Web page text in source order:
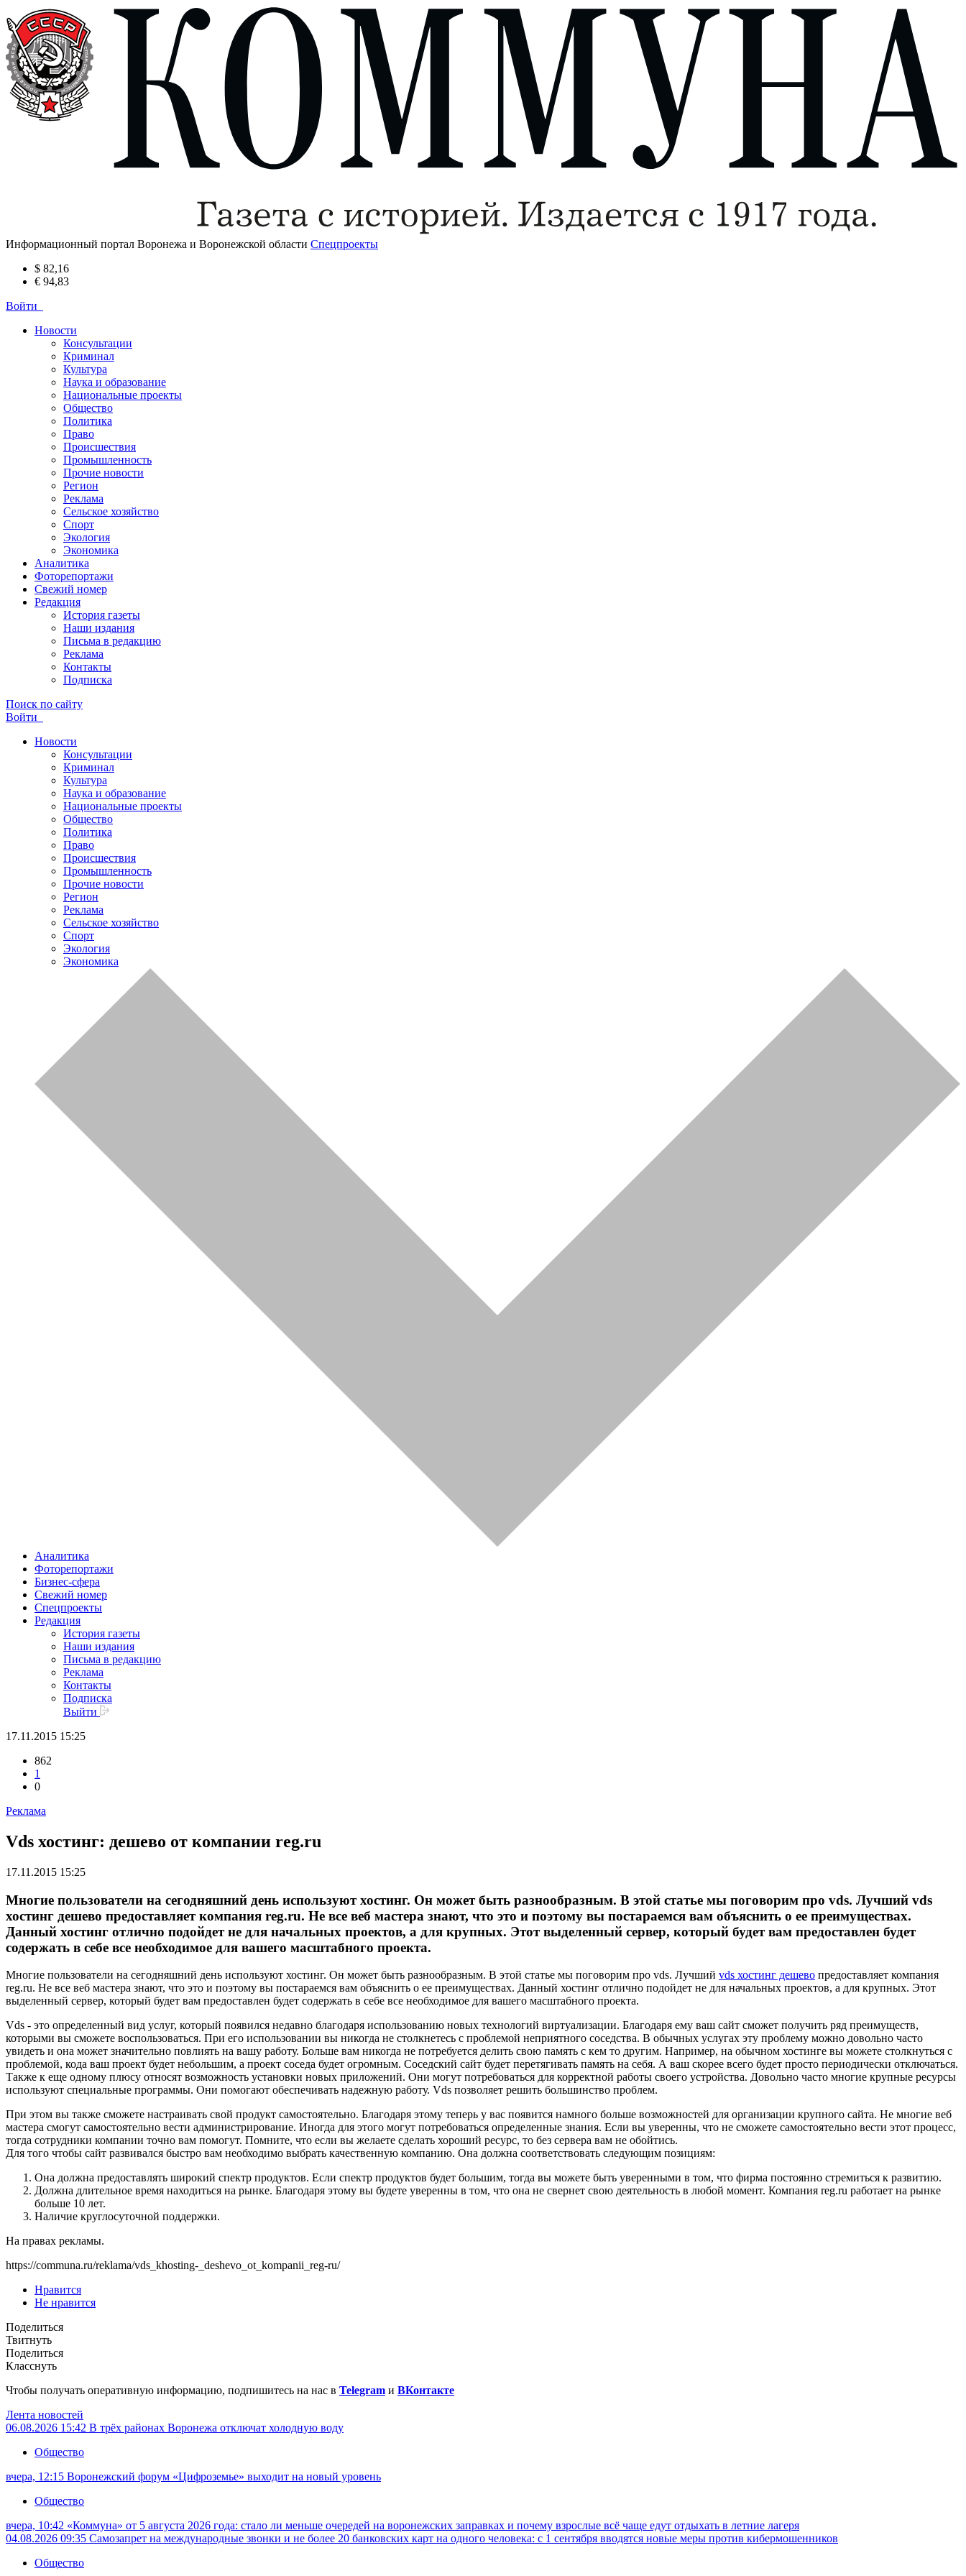
Информационный портал Воронежа и Воронежской области Спецпроекты
$ 82,16
€ 94,83
Войти
Новости
Консультации
Криминал
Культура
Наука и образование
Национальные проекты
Общество
Политика
Право
Происшествия
Промышленность
Прочие новости
Регион
Реклама
Сельское хозяйство
Спорт
Экология
Экономика
Аналитика
Фоторепортажи
Свежий номер
Редакция
История газеты
Наши издания
Письма в редакцию
Реклама
Контакты
Подписка
Поиск по сайту
Войти
Новости
Консультации
Криминал
Культура
Наука и образование
Национальные проекты
Общество
Политика
Право
Происшествия
Промышленность
Прочие новости
Регион
Реклама
Сельское хозяйство
Спорт
Экология
Экономика
Аналитика
Фоторепортажи
Бизнес-сфера
Свежий номер
Спецпроекты
Редакция
История газеты
Наши издания
Письма в редакцию
Реклама
Контакты
Подписка
Выйти
17.11.2015 15:25
862
1
0
Реклама
Vds хостинг: дешево от компании reg.ru
17.11.2015 15:25
Многие пользователи на сегодняшний день используют хостинг. Он может быть разнообразным. В этой статье мы поговорим про vds. Лучший vds
хостинг дешево предоставляет компания reg.ru. Не все веб мастера знают, что это и поэтому вы постараемся вам объяснить о ее преимуществах.
Данный хостинг отлично подойдет не для начальных проектов, а для крупных. Этот выделенный сервер, который будет вам предоставлен будет
содержать в себе все необходимое для вашего масштабного проекта.
Многие пользователи на сегодняшний день используют хостинг. Он может быть разнообразным. В этой статье мы поговорим про vds. Лучший vds хостинг дешево предоставляет компания
reg.ru. Не все веб мастера знают, что это и поэтому вы постараемся вам объяснить о ее преимуществах. Данный хостинг отлично подойдет не для начальных проектов, а для крупных. Этот
выделенный сервер, который будет вам предоставлен будет содержать в себе все необходимое для вашего масштабного проекта.
Vds - это определенный вид услуг, который появился недавно благодаря использованию новых технологий виртуализации. Благодаря ему ваш сайт сможет получить ряд преимуществ,
которыми вы сможете воспользоваться. При его использовании вы никогда не столкнетесь с проблемой неприятного соседства. В обычных услугах эту проблему можно довольно часто
увидеть и она может значительно повлиять на вашу работу. Больше вам никогда не потребуется делить свою память с кем то другим. Например, на обычном хостинге вы можете столкнуться с
проблемой, кода ваш проект будет небольшим, а проект соседа будет огромным. Соседский сайт будет перетягивать память на себя. А ваш скорее всего будет просто периодически отключаться.
Также к еще одному плюсу относят возможность установки новых приложений. Они могут потребоваться для корректной работы своего устройства. Довольно часто многие крупные ресурсы
используют специальные программы. Они помогают обеспечивать надежную работу. Vds позволяет решить большинство проблем.
При этом вы также сможете настраивать свой продукт самостоятельно. Благодаря этому теперь у вас появится намного больше возможностей для организации крупного сайта. Не многие веб
мастера смогут самостоятельно вести администрирование. Иногда для этого могут потребоваться определенные знания. Если вы уверенны, что не сможете самостоятельно вести этот процесс,
тогда сотрудники компании точно вам помогут. Помните, что если вы желаете сделать хороший ресурс, то без сервера вам не обойтись.
Для того чтобы сайт развивался быстро вам необходимо выбрать качественную компанию. Она должна соответствовать следующим позициям:
Она должна предоставлять широкий спектр продуктов. Если спектр продуктов будет большим, тогда вы можете быть уверенными в том, что фирма постоянно стремиться к развитию.
Должна длительное время находиться на рынке. Благодаря этому вы будете уверенны в том, что она не свернет свою деятельность в любой момент. Компания reg.ru работает на рынке
больше 10 лет.
Наличие круглосуточной поддержки.
На правах рекламы.
https://communa.ru/reklama/vds_khosting-_deshevo_ot_kompanii_reg-ru/
Нравится
Не нравится
Поделиться
Твитнуть
Поделиться
Класснуть
Чтобы получать оперативную информацию, подпишитесь на нас в Telegram и ВКонтакте
Лента новостей
06.08.2026 15:42 В трёх районах Воронежа отключат холодную воду
Общество
вчера, 12:15 Воронежский форум «Цифроземье» выходит на новый уровень
Общество
вчера, 10:42 «Коммуна» от 5 августа 2026 года: стало ли меньше очередей на воронежских заправках и почему взрослые всё чаще едут отдыхать в летние лагеря
04.08.2026 09:35 Самозапрет на международные звонки и не более 20 банковских карт на одного человека: с 1 сентября вводятся новые меры против кибермошенников
Общество